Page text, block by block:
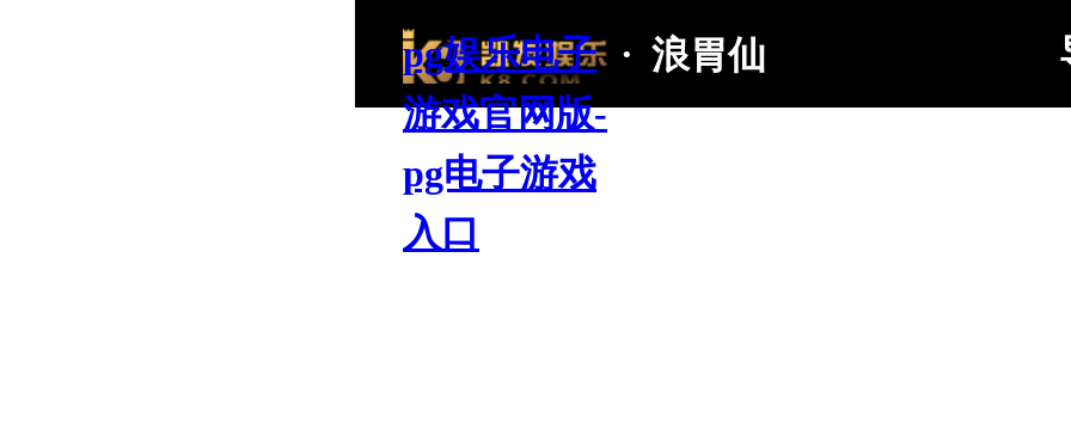
pg娱乐电子
游戏官网版-
pg电子游戏
入口
· 浪胃仙